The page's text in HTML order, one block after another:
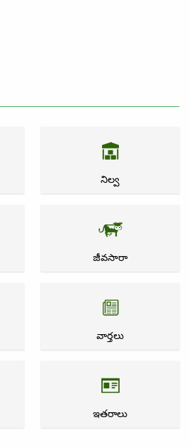
నిల్వ
జీవసారా
వార్తలు
ఇతరాలు